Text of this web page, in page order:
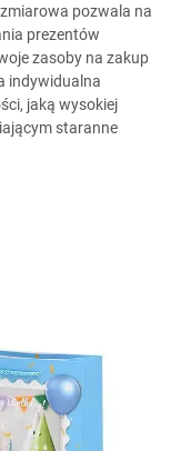
pozwala na
prezentów
zasoby na zakup
indywidualna
jaką wysokiej
staranne